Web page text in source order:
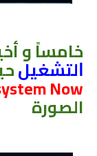
ﺧﺎﻣﺴﺎً و
ﺍﻟﺘﺸﻐﻴﻞ
Now
الصورة